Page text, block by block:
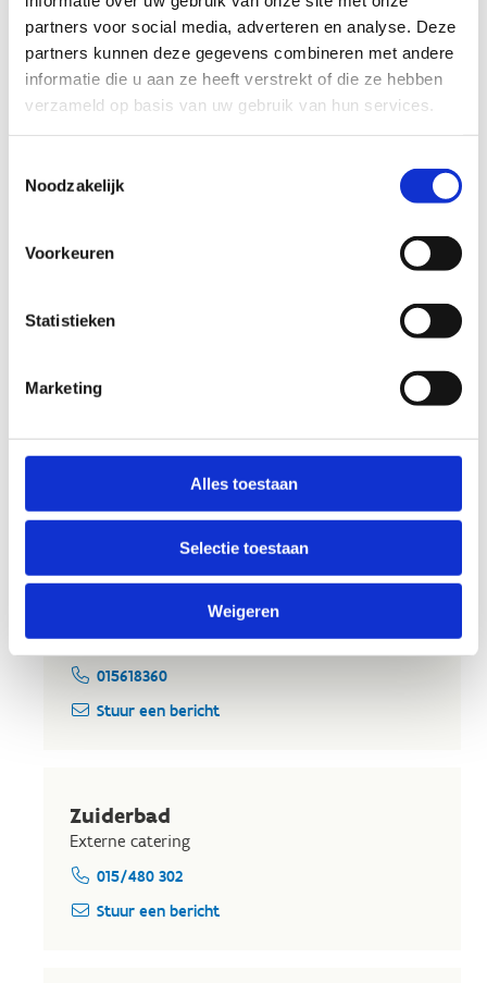
partners voor social media, adverteren en analyse. Deze
partners kunnen deze gegevens combineren met andere
informatie die u aan ze heeft verstrekt of die ze hebben
verzameld op basis van uw gebruik van hun services.
Noodzakelijk
Voorkeuren
Statistieken
Marketing
Alles toestaan
Selectie toestaan
Weigeren
Marketing- & communicatie
0497518072
Stuur een bericht
Veerle Troch
015/618 362
Yvonne Wilmus
Stuur een bericht
Ellen Willockx
Dossierbeheerder schoolsportdagen,
verjaardagsfeestjes & strandaanvragen
015618360
Stuur een bericht
Zuiderbad
Externe catering
015/480 302
Stuur een bericht